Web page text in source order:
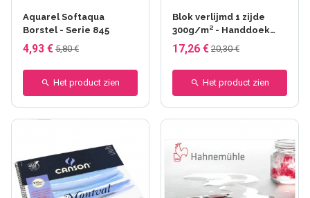
Aquarel Softaqua
Borstel - Serie 845
4,93 € 5,80 €
Het product zien
Blok verlijmd 1 zijde
300g/m² - Handdoek
korrel - Arches
17,26 € 20,30 €
Het product zien